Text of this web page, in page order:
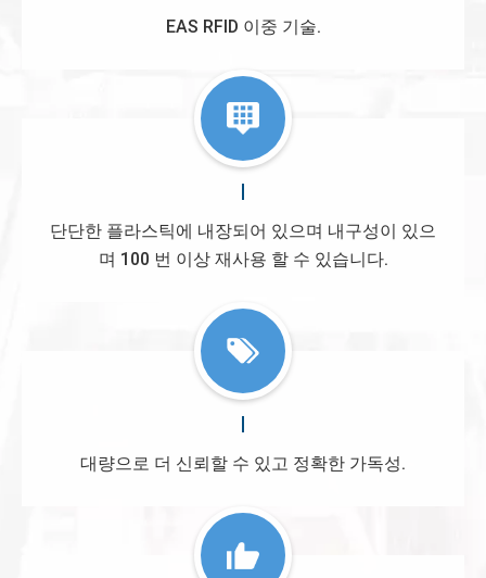
EAS RFID 이중 기술.
단단한 플라스틱에 내장되어 있으며 내구성이 있으
며 100 번 이상 재사용 할 수 있습니다.
대량으로 더 신뢰할 수 있고 정확한 가독성.